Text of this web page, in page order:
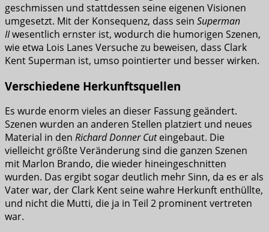
geschmissen und stattdessen seine eigenen Visionen
umgesetzt. Mit der Konsequenz, dass sein Superman
IIwesentlich ernster ist, wodurch die humorigen Szenen,
wie etwa Lois Lanes Versuche zu beweisen, dass Clark
Kent Superman ist, umso pointierter und besser wirken.
Verschiedene Herkunftsquellen
Es wurde enorm vieles an dieser Fassung geändert.
Szenen wurden an anderen Stellen platziert und neues
Material in den Richard Donner Cuteingebaut. Die
vielleicht größte Veränderung sind die ganzen Szenen
mit Marlon Brando, die wieder hineingeschnitten
wurden. Das ergibt sogar deutlich mehr Sinn, da es er als
Vater war, der Clark Kent seine wahre Herkunft enthüllte,
und nicht die Mutti, die ja in Teil 2 prominent vertreten
war.